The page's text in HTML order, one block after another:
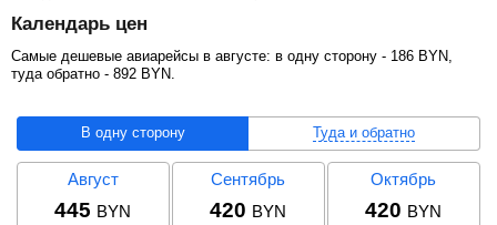
Календарь цен
Самые дешевые авиарейсы в августе: в одну сторону - 186 BYN
туда обратно - 892 BYN
В одну сторону Туда и обратно
Август
445 BYN
Сентябрь
420 BYN
Октябрь
420 BYN